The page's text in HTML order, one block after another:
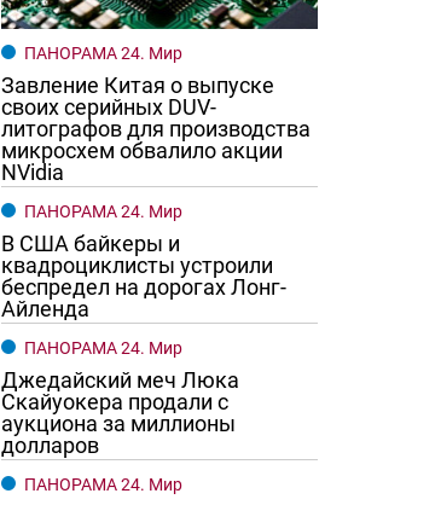
ПАНОРАМА 24. Мир
Завление Китая о выпуске
своих серийных DUV-
литографов для производства
микросхем обвалило акции
NVidia
ПАНОРАМА 24. Мир
В США байкеры и
квадроциклисты устроили
беспредел на дорогах Лонг-
Айленда
ПАНОРАМА 24. Мир
Джедайский меч Люка
Скайуокера продали с
аукциона за миллионы
долларов
ПАНОРАМА 24. Мир